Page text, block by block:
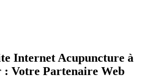
Internet Acupuncture à
: Votre Partenaire Web